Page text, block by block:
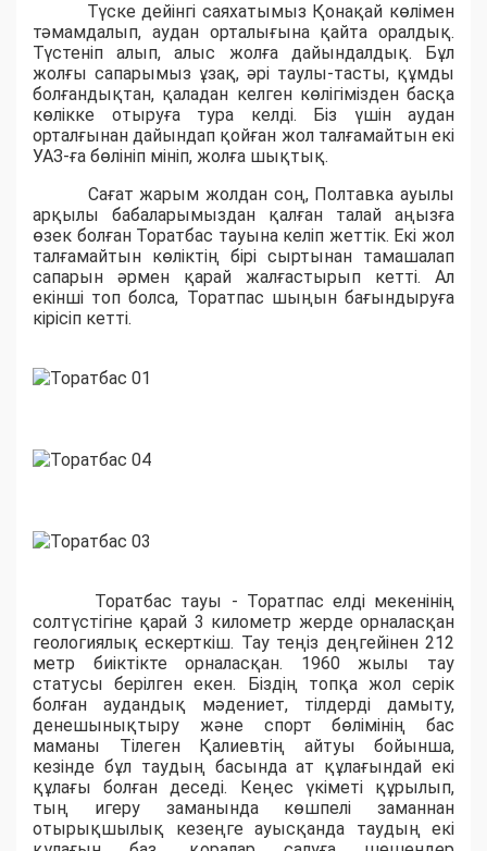
Түске дейінгі саяхатымыз Қонақай көлімен
тәмамдалып, аудан орталығына қайта оралдық.
Түстеніп алып, алыс жолға дайындалдық. Бұл
жолғы сапарымыз ұзақ, әрі таулы-тасты, құмды
болғандықтан, қаладан келген көлігімізден басқа
көлікке отыруға тура келді. Біз үшін аудан
орталғынан дайындап қойған жол талғамайтын екі
УАЗ-ға бөлініп мініп, жолға шықтық.
Сағат жарым жолдан соң, Полтавка ауылы
арқылы бабаларымыздан қалған талай аңызға
өзек болған Торатбас тауына келіп жеттік. Екі жол
талғамайтын көліктің бірі сыртынан тамашалап
сапарын әрмен қарай жалғастырып кетті. Ал
екінші топ болса, Торатпас шыңын бағындыруға
кірісіп кетті.
Торатбас тауы - Торатпас елді мекенінің
солтүстігіне қарай 3 километр жерде орналасқан
геологиялық ескерткіш. Тау теңіз деңгейінен 212
метр биіктікте орналасқан. 1960 жылы тау
статусы берілген екен. Біздің топқа жол серік
болған аудандық мәдениет, тілдерді дамыту,
денешынықтыру және спорт бөлімінің бас
маманы Тілеген Қалиевтің айтуы бойынша,
кезінде бұл таудың басында ат құлағындай екі
құлағы болған деседі. Кеңес үкіметі құрылып,
тың игеру заманында көшпелі заманнан
отырықшылық кезеңге ауысқанда таудың екі